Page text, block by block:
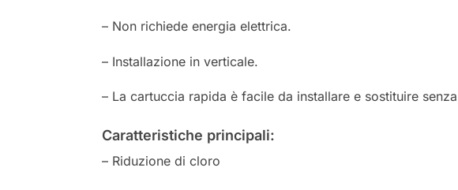
– Non richiede energia elettrica.
– Installazione in verticale.
– La cartuccia rapida è facile da installare e sostituire
Caratteristiche principali:
– Riduzione di cloro